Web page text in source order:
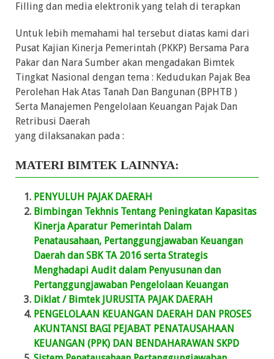
Filling dan media elektronik yang telah di terapkan
Untuk lebih memahami hal tersebut diatas kami dari
Pusat Kajian Kinerja Pemerintah (PKKP) Bersama Para
Pakar dan Nara Sumber akan mengadakan Bimtek
Tingkat Nasional dengan tema : Kedudukan Pajak Bea
Perolehan Hak Atas Tanah Dan Bangunan (BPHTB )
Serta Manajemen Pengelolaan Keuangan Pajak Dan
Retribusi Daerah
yang dilaksanakan pada :
MATERI BIMTEK LAINNYA:
PENYULUH PAJAK DAERAH
Bimbingan Tekhnis Tentang Peningkatan Kapasitas
Kinerja Aparatur Pemerintah Dalam
Penatausahaan, Pertanggungjawaban Keuangan
Daerah dan SBK TA 2016 serta Strategis
Menghadapi Audit dalam Penyusunan dan
Pertanggungjawaban Pengelolaan Keuangan
Diklat / Bimtek JURUSITA PAJAK DAERAH
PENGELOLAAN KEUANGAN DAERAH DAN PROSES
AKUNTANSI BAGI PEJABAT PENATAUSAHAAN
KEUANGAN (PPK) DAN BENDAHARAWAN SKPD